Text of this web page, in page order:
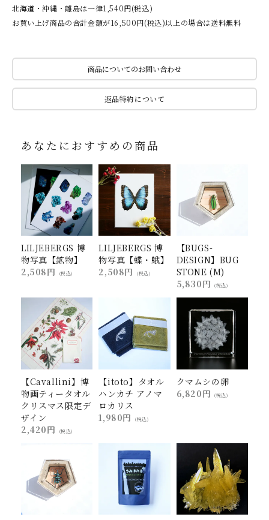
北海道・沖縄・離島は一律1,540円(税込)
お買い上げ商品の合計金額が16,500円(税込)以上の場合は送料無料
商品についてのお問い合わせ
返品特約について
あなたにおすすめの商品
LILJEBERGS 博
物写真【鉱物】
2,508円
(税込)
LILJEBERGS 博
物写真【蝶・蛾】
2,508円
(税込)
【BUGS-
DESIGN】BUG
STONE (M)
5,830円
(税込)
【Cavallini】博
物画ティータオル
クリスマス限定デ
ザイン
2,420円
(税込)
【itoto】タオル
ハンカチ アノマ
ロカリス
1,980円
(税込)
クマムシの卵
6,820円
(税込)